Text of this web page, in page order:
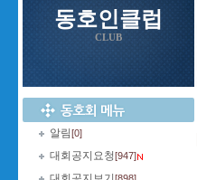
동호인클럽
CLUB
알림[0]
대회공지요청[947]